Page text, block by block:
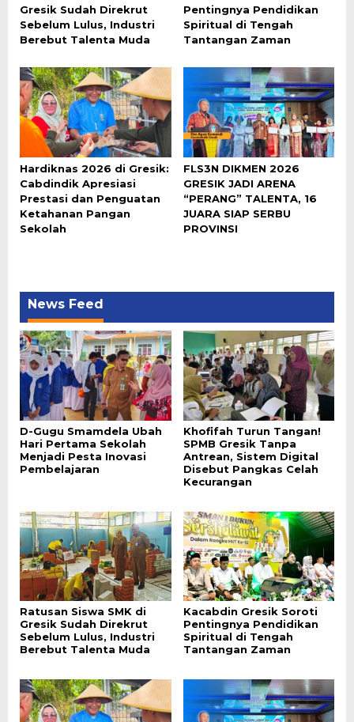
Gresik Sudah Direkrut
Sebelum Lulus, Industri
Berebut Talenta Muda
Pentingnya Pendidikan
Spiritual di Tengah
Tantangan Zaman
Hardiknas 2026 di Gresik:
Cabdindik Apresiasi
Prestasi dan Penguatan
Ketahanan Pangan
Sekolah
FLS3N DIKMEN 2026
GRESIK JADI ARENA
“PERANG” TALENTA, 16
JUARA SIAP SERBU
PROVINSI
News Feed
D-Gugu Smamdela Ubah
Hari Pertama Sekolah
Menjadi Pesta Inovasi
Pembelajaran
Khofifah Turun Tangan!
SPMB Gresik Tanpa
Antrean, Sistem Digital
Disebut Pangkas Celah
Kecurangan
Ratusan Siswa SMK di
Gresik Sudah Direkrut
Sebelum Lulus, Industri
Berebut Talenta Muda
Kacabdin Gresik Soroti
Pentingnya Pendidikan
Spiritual di Tengah
Tantangan Zaman